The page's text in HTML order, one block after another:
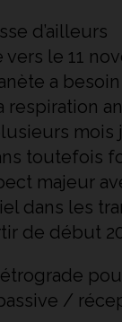
d’ailleurs
vers le 11
a
respiration
mois
toutefois
majeur
dans les
de début
/